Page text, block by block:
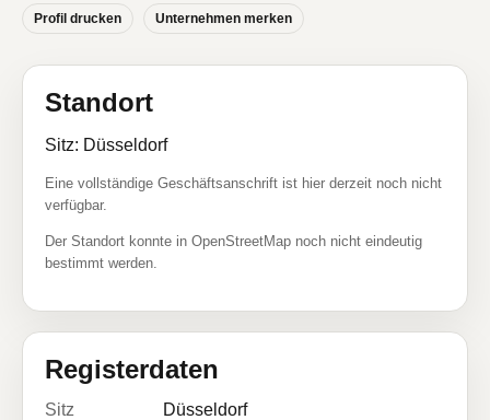
Profil drucken Unternehmen merken
Standort
Sitz: Düsseldorf
Eine vollständige Geschäftsanschrift ist hier derzeit noch nicht
verfügbar.
Der Standort konnte in OpenStreetMap noch nicht eindeutig
bestimmt werden.
Registerdaten
Sitz
Düsseldorf